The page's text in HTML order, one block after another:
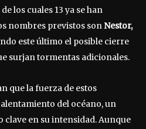
los cuales 13 ya se han
nombres previstos son Nestor,
este último el posible cierre
surjan tormentas adicionales.
que la fuerza de estos
del océano, un
clave en su intensidad. Aunque